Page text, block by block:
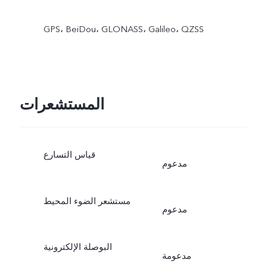
GPS،‏ BeiDou،‏ GLONASS،‏ Galileo،‏ QZSS
المستشعرات
قياس التسارع
مدعوم
مستشعر الضوء المحيط
مدعوم
البوصلة الإلكترونية
مدعومة